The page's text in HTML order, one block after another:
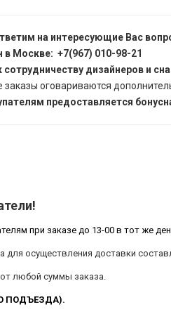
на интересующие Вас
в Москве: +7(967) 010-98-21
дизайнеров и
заказы оговариваются
предоставляется
при заказе до 13-00 в тот же
для осуществления доставки
любой суммы заказа.
ПОДЪЕЗДА).